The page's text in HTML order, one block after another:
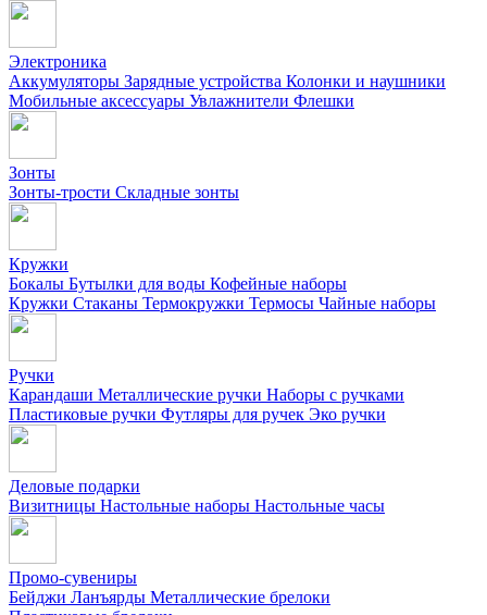
Электроника
Аккумуляторы Зарядные устройства Колонки и наушники
Мобильные аксессуары Увлажнители Флешки
Зонты
Зонты-трости Складные зонты
Кружки
Бокалы Бутылки для воды Кофейные наборы
Кружки Стаканы Термокружки Термосы Чайные наборы
Ручки
Карандаши Металлические ручки Наборы с ручками
Пластиковые ручки Футляры для ручек Эко ручки
Деловые подарки
Визитницы Настольные наборы Настольные часы
Промо-сувениры
Бейджи Ланъярды Металлические брелоки